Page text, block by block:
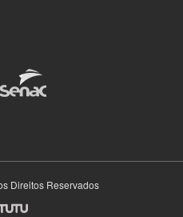
Direitos Reservados